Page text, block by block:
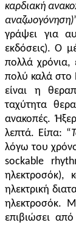
καρδιακή
αναζωογόνηση)
γράψει για
εκδόσεις). Ο
πολλά
πολύ καλά στο
είναι η
ταχύτητα
ανακοπές.
λεπτά. Είπα: “
λόγω του
sockable
ηλεκτροσόκ),
ηλεκτρική
ηλεκτροσόκ.
επιβιώσειαπό